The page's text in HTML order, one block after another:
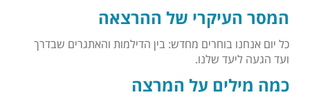
המסר העיקרי של ההרצאה
כל יום אנחנו בוחרים מחדש: בין הדילמות והאתגרים שבדרך
ועד הגעה ליעד שלנו.
כמה מילים על המרצה